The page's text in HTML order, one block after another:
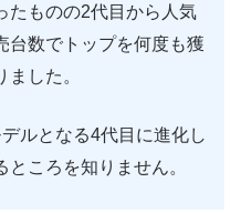
たものの2代目から人気
台数でトップを何度も獲
した。
ルとなる4代目に進化し
ころを知りません。